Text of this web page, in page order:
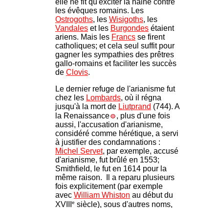
elle ne fit qu'exciter la haine contre
les évêques romains. Les
Ostrogoths, les Wisigoths, les
Vandales et les Burgondes étaient
ariens. Mais les Francs se firent
catholiques; et cela seul suffit pour
gagner les sympathies des prêtres
gallo-romains et faciliter les succès
de Clovis.
Le dernier refuge de l'arianisme fut
chez les Lombards, où il régna
jusqu'à la mort de Liutprand (744). A
la Renaissance
, plus d'une fois
aussi, l'accusation d'arianisme,
considéré comme hérétique, a servi
à justifier des condamnations :
Michel Servet, par exemple, accusé
d'arianisme, fut brûlé en 1553;
Smithfield, le fut en 1614 pour la
même raison. Il a reparu plusieurs
fois explicitement (par exemple
avec William Whiston au début du
XVIII
e siècle), sous d'autres noms,